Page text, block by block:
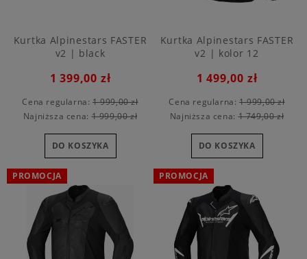
Kurtka Alpinestars FASTER
v2 | black
1 399,00 zł
Cena regularna: 1 999,00 zł
Najniższa cena:1 999,00 zł
DO KOSZYKA
Kurtka Alpinestars FASTER
v2 | kolor 12
1 499,00 zł
Cena regularna: 1 999,00 zł
Najniższa cena:1 749,00 zł
DO KOSZYKA
PROMOCJA PROMOCJA